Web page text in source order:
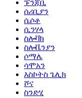
ፑንጃቢ
ሰሪቢያን
ሴሶቶ
ሲንሃላ
ስሎቫክ
ስሎቬንያን
ሶማሌ
ሳሞአን
እስኮትስ ጌሊክ
ሾና
ስንድሂ